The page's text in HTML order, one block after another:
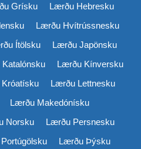
Grísku
Lærðu Hebresku
Lærðu Hvítrússnesku
Ítölsku
Lærðu Japönsku
Lærðu Kínversku
Lærðu Lettnesku
Lærðu Makedónísku
Norsku
Lærðu Persnesku
Lærðu Þýsku